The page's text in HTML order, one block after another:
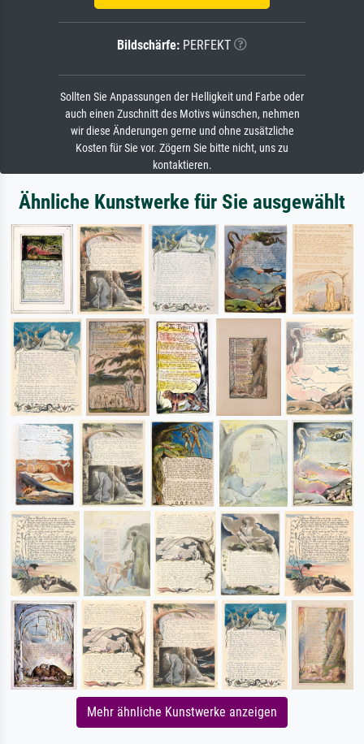
Bildschärfe: PERFEKT
Sollten Sie Anpassungen der Helligkeit und Farbe oder
auch einen Zuschnitt des Motivs wünschen, nehmen
wir diese Änderungen gerne und ohne zusätzliche
Kosten für Sie vor. Zögern Sie bitte nicht, uns zu
kontaktieren.
Ähnliche Kunstwerke für Sie ausgewählt
Mehr ähnliche Kunstwerke anzeigen